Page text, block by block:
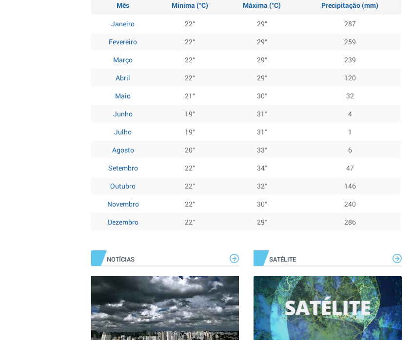
Mês Minima (°C) Máxima (°C)
Precipitação (mm)
Janeiro
22° 29°
287
Fevereiro
22° 29°
259
Março
22° 29°
239
Abril
22° 29°
120
Maio
21° 30°
32
Junho
19° 31°
4
Julho
19° 31°
1
Agosto
20° 33°
6
Setembro
22° 34°
47
Outubro
22° 32°
146
Novembro
22° 30°
240
Dezembro
22° 29° 286
NOTÍCIAS SATÉLITE